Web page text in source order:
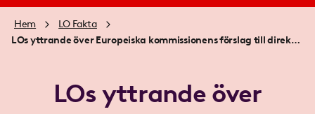
Hem
LO Fakta
LOs yttrande över Europeiska kommissionens förslag till direktiv om förbättrade arbetsvillkor på digitala plattformar COM 2021 762
LOs yttrande över